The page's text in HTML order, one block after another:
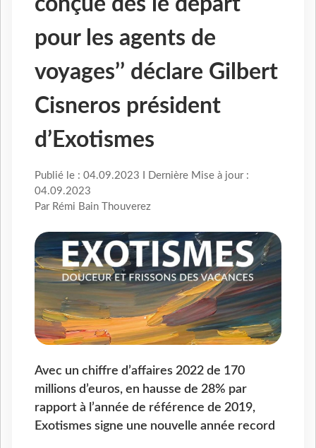
pour les agents de
voyages’’ déclare Gilbert
Cisneros président
d’Exotismes
Publié le : 04.09.2023 I Dernière Mise à jour :
04.09.2023
Par Rémi Bain Thouverez
Avec un chiffre d’affaires 2022 de 170
millions d’euros, en hausse de 28% par
rapport à l’année de référence de 2019,
Exotismes signe une nouvelle année record